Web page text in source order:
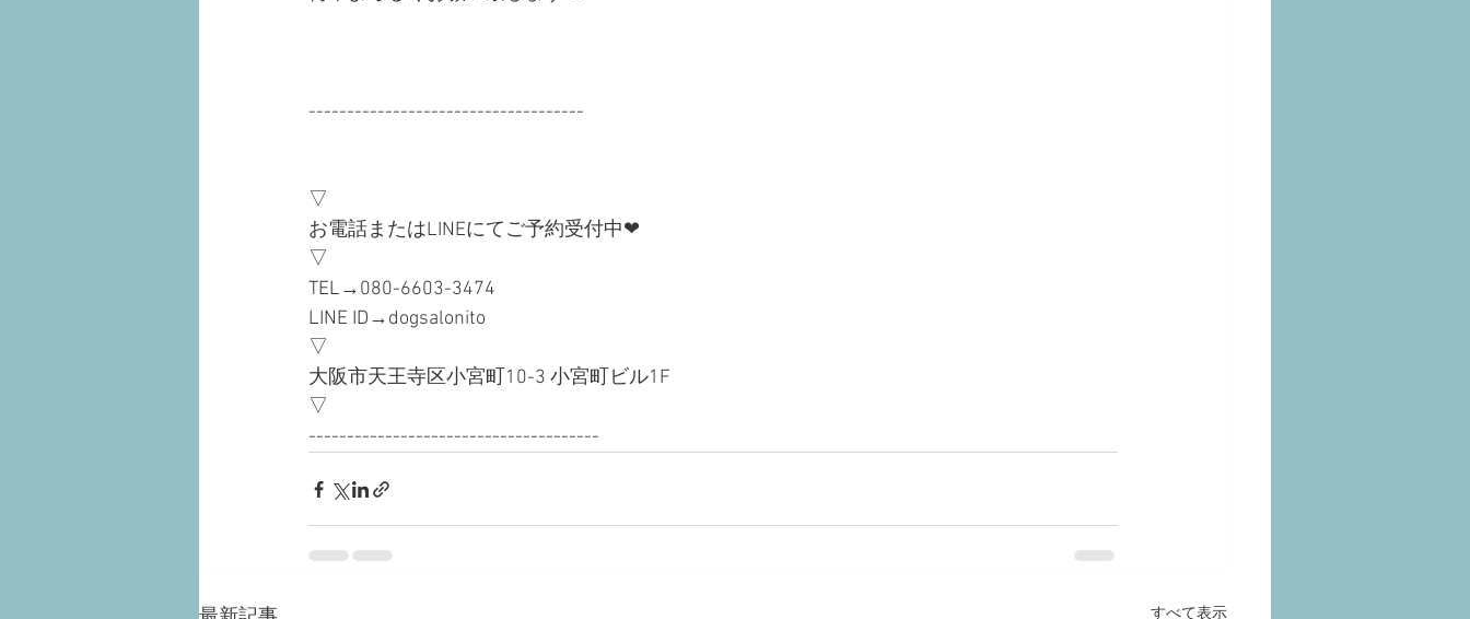
------------------------------------
▽
お電話またはLINEにてご予約受付中❤︎
▽
TEL→080-6603-3474
LINE ID→dogsalonito
▽
大阪市天王寺区小宮町10-3 小宮町ビル1F
▽
--------------------------------------
すべて表示